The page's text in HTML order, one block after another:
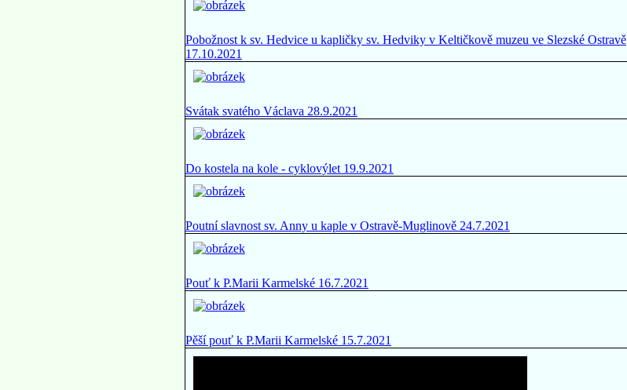
Pobožnost k sv. Hedvice u kapličky sv. Hedviky v Keltičkově muzeu ve Slezské Ostravě
17.10.2021
Svátak svatého Václava 28.9.2021
Do kostela na kole - cyklovýlet 19.9.2021
Poutní slavnost sv. Anny u kaple v Ostravě-Muglinově 24.7.2021
Pouť k P.Marii Karmelské 16.7.2021
Pěší pouť k P.Marii Karmelské 15.7.2021